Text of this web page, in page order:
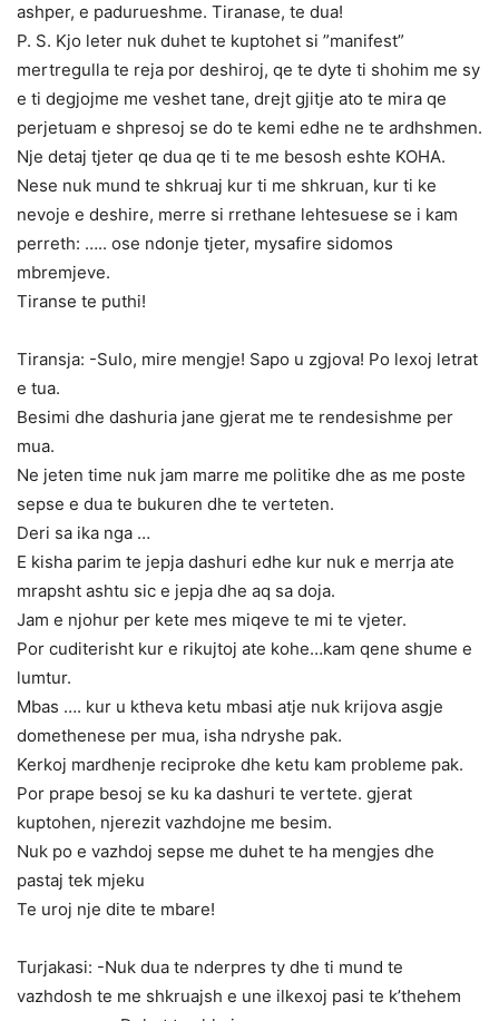
ashper, e padurueshme. Tiranase, te dua!
P. S. Kjo leter nuk duhet te kuptohet si ”manifest”
mertregulla te reja por deshiroj, qe te dyte ti shohim me sy
e ti degjojme me veshet tane, drejt gjitje ato te mira qe
perjetuam e shpresoj se do te kemi edhe ne te ardhshmen.
Nje detaj tjeter qe dua qe ti te me besosh eshte KOHA.
Nese nuk mund te shkruaj kur ti me shkruan, kur ti ke
nevoje e deshire, merre si rrethane lehtesuese se i kam
perreth: ….. ose ndonje tjeter, mysafire sidomos
mbremjeve.
Tiranse te puthi!
Tiransja: -Sulo, mire mengje! Sapo u zgjova! Po lexoj letrat
e tua.
Besimi dhe dashuria jane gjerat me te rendesishme per
mua.
Ne jeten time nuk jam marre me politike dhe as me poste
sepse e dua te bukuren dhe te verteten.
Deri sa ika nga …
E kisha parim te jepja dashuri edhe kur nuk e merrja ate
mrapsht ashtu sic e jepja dhe aq sa doja.
Jam e njohur per kete mes miqeve te mi te vjeter.
Por cuditerisht kur e rikujtoj ate kohe…kam qene shume e
lumtur.
Mbas …. kur u ktheva ketu mbasi atje nuk krijova asgje
domethenese per mua, isha ndryshe pak.
Kerkoj mardhenje reciproke dhe ketu kam probleme pak.
Por prape besoj se ku ka dashuri te vertete. gjerat
kuptohen, njerezit vazhdojne me besim.
Nuk po e vazhdoj sepse me duhet te ha mengjes dhe
pastaj tek mjeku
Te uroj nje dite te mbare!
Turjakasi: -Nuk dua te nderpres ty dhe ti mund te
vazhdosh te me shkruajsh e une ilkexoj pasi te k’thehem